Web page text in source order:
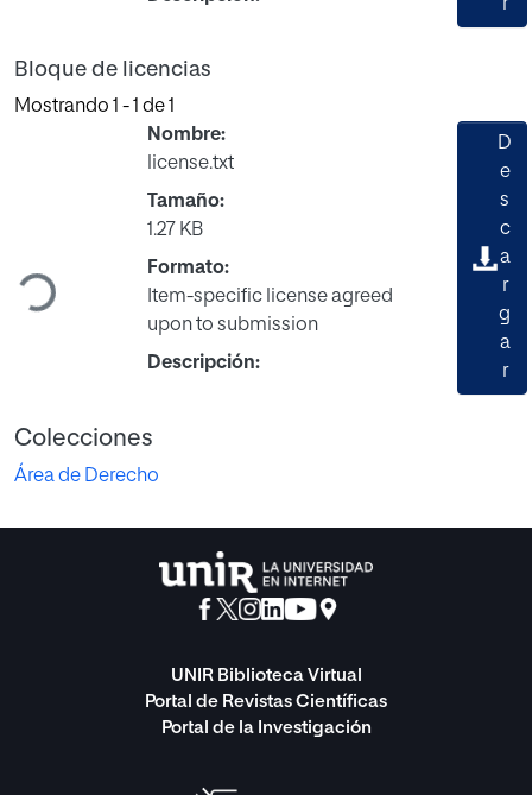
r
Bloque de licencias
Mostrando 1 - 1 de 1
Cargando...
Nombre:
license.txt
Tamaño:
1.27 KB
Formato:
Item-specific license agreed
upon to submission
Descripción:
D
e
s
c
a
r
g
a
r
Colecciones
Área de Derecho
UNIR Biblioteca Virtual
Portal de Revistas Científicas
Portal de la Investigación